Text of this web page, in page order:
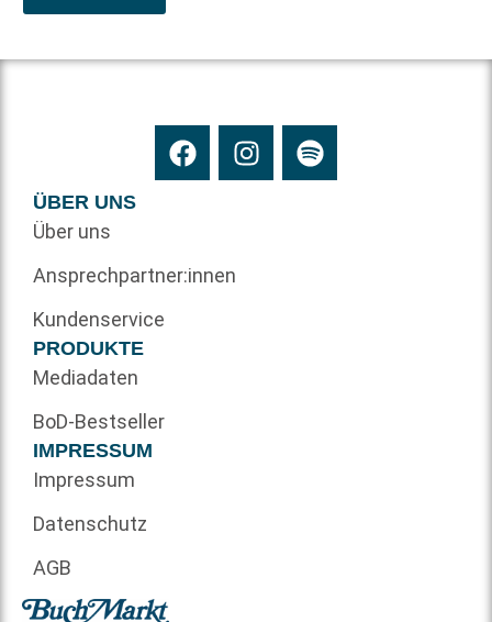
ÜBER UNS
Über uns
Ansprechpartner:innen
Kundenservice
PRODUKTE
Mediadaten
BoD-Bestseller
IMPRESSUM
Impressum
Datenschutz
AGB